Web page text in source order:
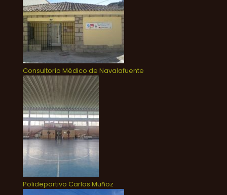
Consultorio Médico de Navalafuente
Polideportivo Carlos Muñoz